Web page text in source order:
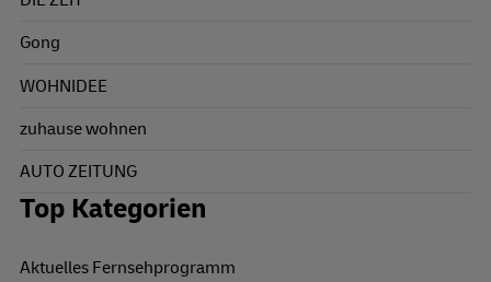
Gong
WOHNIDEE
zuhause wohnen
AUTO ZEITUNG
Top Kategorien
Aktuelles Fernsehprogramm